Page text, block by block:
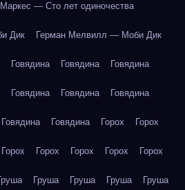
Маркес — Сто лет одиночества
Дик Герман Мелвилл — Моби Дик
Говядина Говядина Говядина
Говядина Говядина Говядина
Говядина Говядина Горох Горох
Горох Горох Горох Горох Горох
Груша Груша Груша Груша